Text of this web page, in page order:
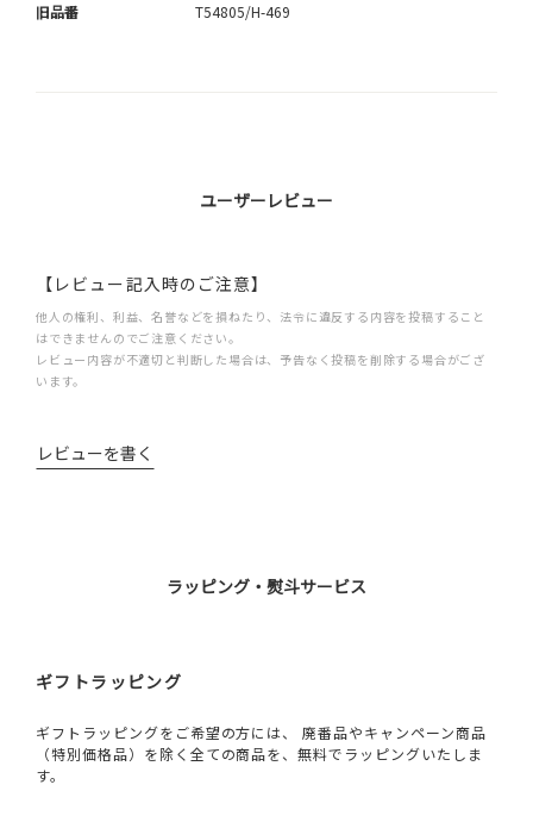
旧品番 T54805/H-469
ユーザーレビュー
【レビュー記入時のご注意】
他人の権利、利益、名誉などを損ねたり、法令に違反する内容を投稿すること
はできませんのでご注意ください。
レビュー内容が不適切と判断した場合は、予告なく投稿を削除する場合がござ
います。
レビューを書く
ラッピング・熨斗サービス
ギフトラッピング
ギフトラッピングをご希望の方には、 廃番品やキャンペーン商品
（特別価格品）を除く全ての商品を、無料でラッピングいたしま
す。